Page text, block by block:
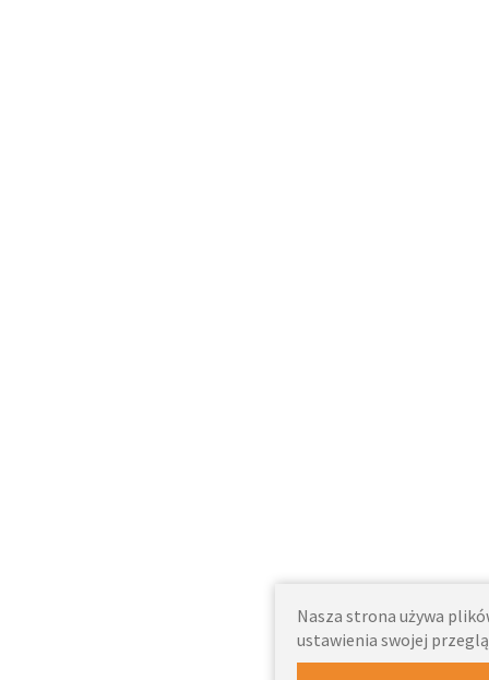
Nasza strona używa
ustawienia swojej